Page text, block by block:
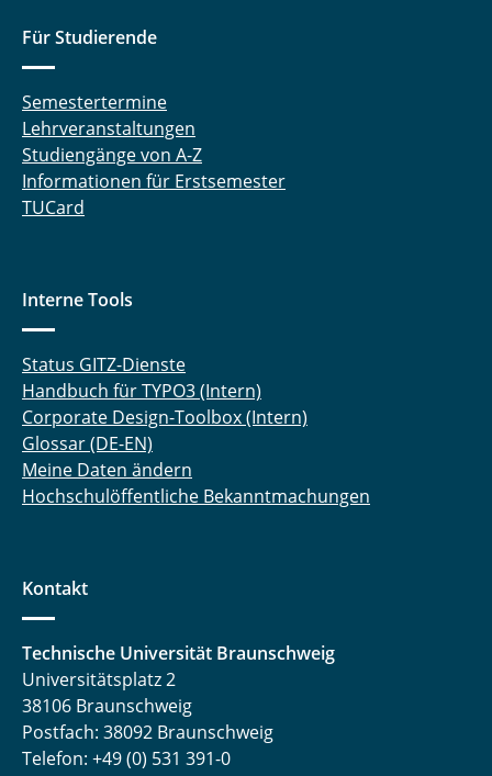
Für Studierende
Semestertermine
Lehrveranstaltungen
Studiengänge von A-Z
Informationen für Erstsemester
TUCard
Interne Tools
Status GITZ-Dienste
Handbuch für TYPO3 (Intern)
Corporate Design-Toolbox (Intern)
Glossar (DE-EN)
Meine Daten ändern
Hochschulöffentliche Bekanntmachungen
Kontakt
Technische Universität Braunschweig
Universitätsplatz 2
38106 Braunschweig
Postfach: 38092 Braunschweig
Telefon: +49 (0) 531 391-0